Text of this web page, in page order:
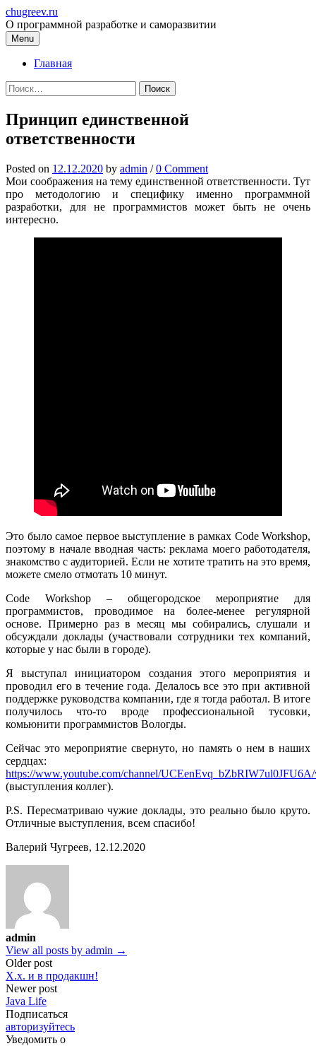
Skip
to
content
chugreev.ru
О программной разработке и саморазвитии
Menu
Главная
Найти:
Принцип единственной
ответственности
Posted on 12.12.2020 by admin /0 Comment
Мои соображения на тему единственной ответственности. Тут
про методологию и специфику именно программной
разработки, для не программистов может быть не очень
интересно.
Это было самое первое выступление в рамках Code Workshop,
поэтому в начале вводная часть: реклама моего работодателя,
знакомство с аудиторией. Если не хотите тратить на это время,
можете смело отмотать 10 минут.
Code Workshop – общегородское мероприятие для
программистов, проводимое на более-менее регулярной
основе. Примерно раз в месяц мы собирались, слушали и
обсуждали доклады (участвовали сотрудники тех компаний,
которые у нас были в городе).
Я выступал инициатором создания этого мероприятия и
проводил его в течение года. Делалось все это при активной
поддержке руководства компании, где я тогда работал. В итоге
получилось что-то вроде профессиональной тусовки,
комьюнити программистов Вологды.
Сейчас это мероприятие свернуто, но память о нем в наших
сердцах:
https://www.youtube.com/channel/UCEenEvq_bZbRIW7ul0JFU6A/
(выступления коллег).
P.S. Пересматриваю чужие доклады, это реально было круто.
Отличные выступления, всем спасибо!
Валерий Чугреев, 12.12.2020
admin
View all posts by admin →
Post
navigation
Older post
X.x. и в продакшн!
Newer post
Java Life
Подписаться
авторизуйтесь
Уведомить о